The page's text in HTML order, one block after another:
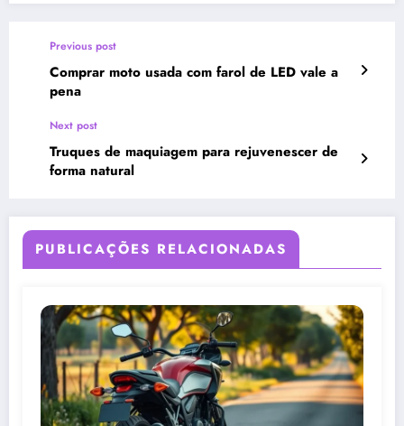
Previous post
Comprar moto usada com farol de LED vale a
pena
Next post
Truques de maquiagem para rejuvenescer de
forma natural
PUBLICAÇÕES RELACIONADAS